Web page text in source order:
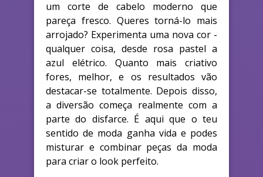
um corte de cabelo moderno que
pareça fresco. Queres torná-lo mais
arrojado? Experimenta uma nova cor -
qualquer coisa, desde rosa pastel a
azul elétrico. Quanto mais criativo
fores, melhor, e os resultados vão
destacar-se totalmente. Depois disso,
a diversão começa realmente com a
parte do disfarce. É aqui que o teu
sentido de moda ganha vida e podes
misturar e combinar peças da moda
para criar o look perfeito.